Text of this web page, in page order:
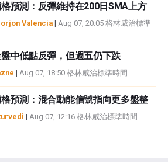
預測：反彈維持在200日SMA上方
Valencia | Aug 07, 20:05 格林威治標準
中低點反彈，但週五仍下跌
| Aug 07, 18:50 格林威治標準時間
預測：混合動能信號指向更多盤整
| Aug 07, 12:16 格林威治標準時間